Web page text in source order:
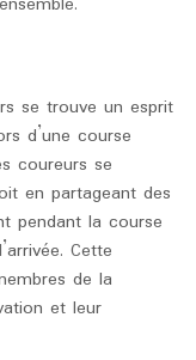
se trouve un esprit
d’une course
coureurs se
en partageant des
pendant la course
Cette
de la
et leur